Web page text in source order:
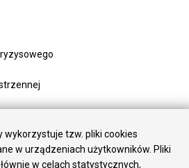
wykorzystuje tzw. pliki cookies
w urządzeniach użytkowników. Pliki
w celach statystycznych,